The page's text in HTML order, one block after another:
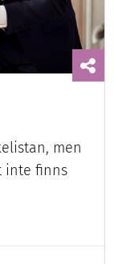
men
inte finns